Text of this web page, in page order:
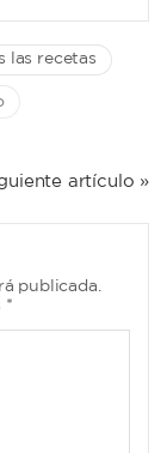
las recetas
artículo »
publicada.
*